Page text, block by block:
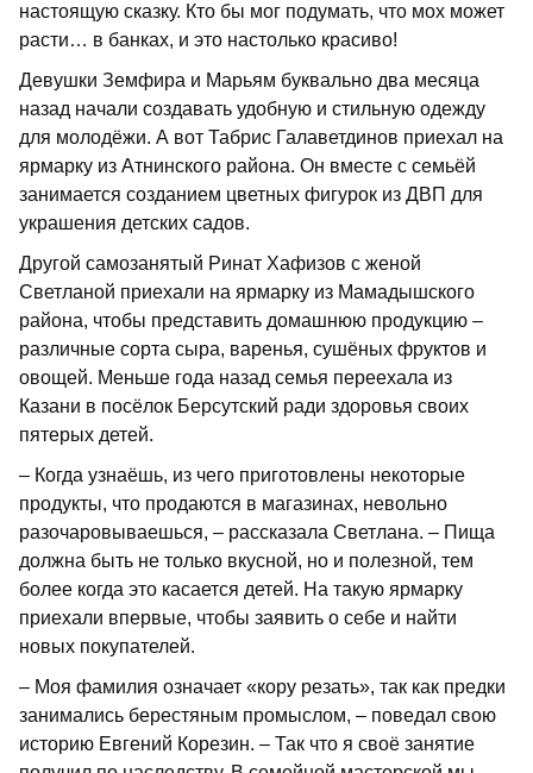
настоящую сказку. Кто бы мог подумать, что мох может
расти… в банках, и это настолько красиво!
Девушки Земфира и Марьям буквально два месяца
назад начали создавать удобную и стильную одежду
для молодёжи. А вот Табрис Галаветдинов приехал на
ярмарку из Атнинского района. Он вместе с семьёй
занимается созданием цветных фигурок из ДВП для
украшения детских садов.
Другой самозанятый Ринат Хафизов с женой
Светланой приехали на ярмарку из Мамадышского
района, чтобы представить домашнюю продукцию –
различные сорта сыра, варенья, сушёных фруктов и
овощей. Меньше года назад семья переехала из
Казани в посёлок Берсутский ради здоровья своих
пятерых детей.
– Когда узнаёшь, из чего приготовлены некоторые
продукты, что продаются в магазинах, невольно
разочаровываешься, – рассказала Светлана. – Пища
должна быть не только вкусной, но и полезной, тем
более когда это касается детей. На такую ярмарку
приехали впервые, чтобы заявить о себе и найти
новых покупателей.
– Моя фамилия означает «кору резать», так как предки
занимались берестяным промыслом, – поведал свою
историю Евгений Корезин. – Так что я своё занятие